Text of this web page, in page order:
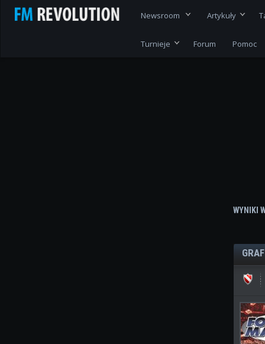
Newsroom Artykuły
Turnieje Forum Pomoc
WYNIKI